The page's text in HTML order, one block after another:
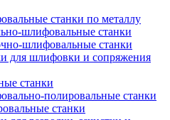
станки по металлу
шлифовальные станки
шлифовальные станки
для шлифовки и сопряжения
станки
полировальные станки
станки